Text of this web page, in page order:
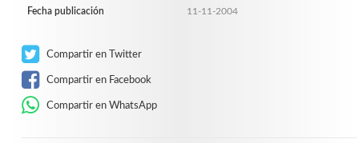
Fecha publicación
11-11-2004
Compartir en Twitter
Compartir en Facebook
Compartir en WhatsApp